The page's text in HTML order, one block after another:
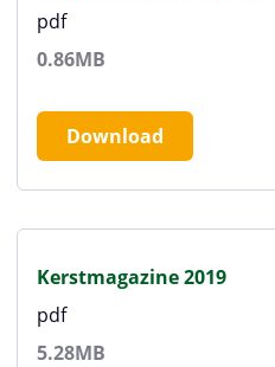
pdf
0.86MB
Download
Kerstmagazine 2019
pdf
5.28MB